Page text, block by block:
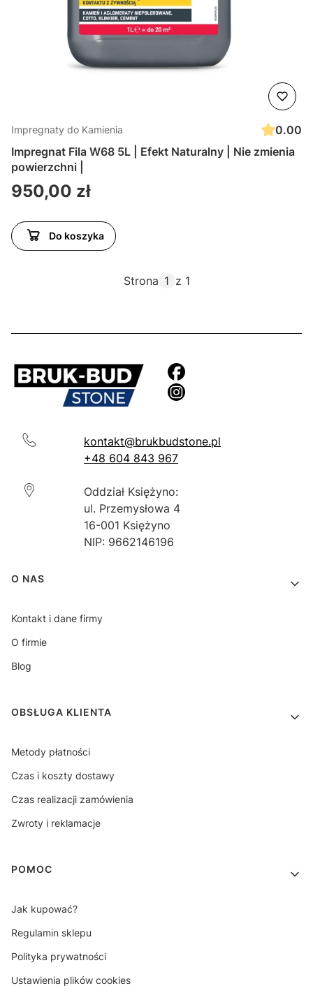
Impregnaty do Kamienia
0.00
Impregnat Fila W68 5L | Efekt Naturalny | Nie zmienia
powierzchni |
Cena
950,00 zł
Do koszyka
Strona z 1
kontakt@brukbudstone.pl
+48 604 843 967
Oddział Księżyno:
ul. Przemysłowa 4
16-001 Księżyno
NIP: 9662146196
Linki w stopce
O NAS
Kontakt i dane firmy
O firmie
Blog
OBSŁUGA KLIENTA
Metody płatności
Czas i koszty dostawy
Czas realizacji zamówienia
Zwroty i reklamacje
POMOC
Jak kupować?
Regulamin sklepu
Polityka prywatności
Ustawienia plików cookies